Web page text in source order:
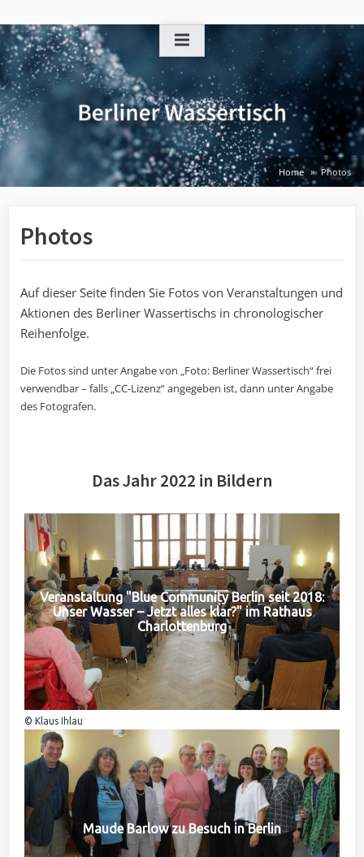
to
content
Home Photos
Photos
Auf dieser Seite finden Sie Fotos von Veranstaltungen und
Aktionen des Berliner Wassertischs in chronologischer
Reihenfolge.
Die Fotos sind unter Angabe von „Foto: Berliner Wassertisch“ frei
verwendbar – falls „CC-Lizenz“ angegeben ist, dann unter Angabe
des Fotografen.
Das Jahr 2022 in Bildern
Veranstaltung "Blue Community Berlin seit 2018:
Unser Wasser – Jetzt alles klar?" im Rathaus
Charlottenburg
© Klaus Ihlau
Maude Barlow zu Besuch in Berlin